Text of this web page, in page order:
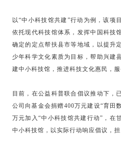
以“中小科技馆共建”行动为例，该项
依托现代科技馆体系，发挥中国科技
确定的定点帮扶县市等地域，以提升
少年科学文化素质为目标，帮助兴建
建中小科技馆，推进科技文化惠民，服
目前，在公益科普联合倡议推动下，
公司向基金会捐赠400万元建设“育田
万元加入“中小科技馆共建行动”，在
中小科技馆，以实际行动响应倡议，担